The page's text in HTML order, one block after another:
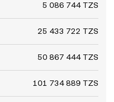
5 086 744 TZS
25 433 722 TZS
50 867 444 TZS
101 734 889 TZS